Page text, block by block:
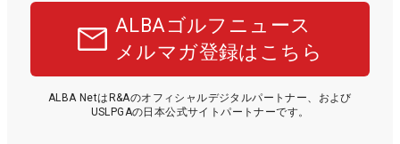
ALBAゴルフニュース
メルマガ登録はこちら
ALBA NetはR&Aのオフィシャルデジタルパートナー、および
USLPGAの日本公式サイトパートナーです。